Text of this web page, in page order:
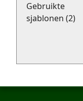
Gebruikte
sjablonen (2)